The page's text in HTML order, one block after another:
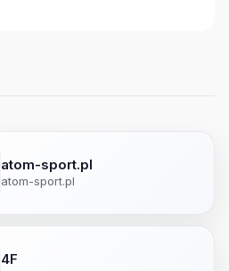
atom-sport.pl
atom-sport.pl
4F